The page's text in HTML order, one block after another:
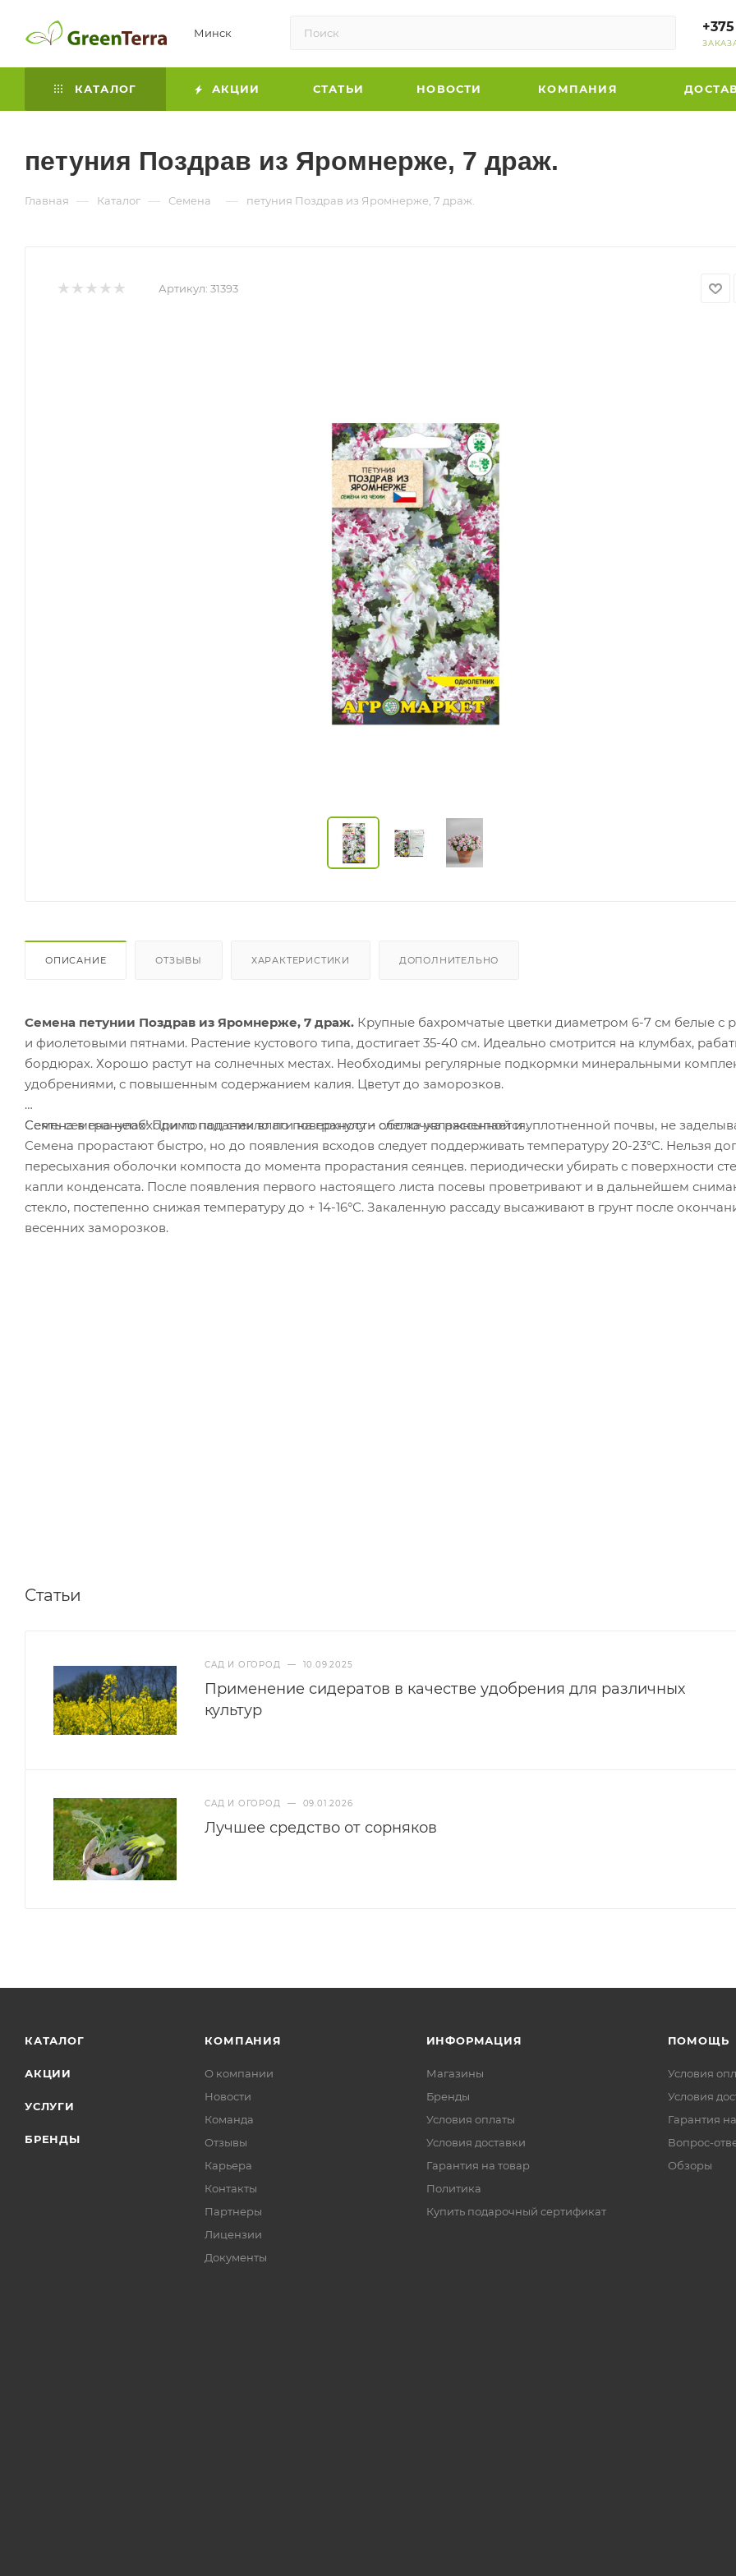
Минск
КАТАЛОГ АКЦИИ СТАТЬИ НОВОСТИ КОМПАНИЯ
петуния Поздрав из Яромнерже, 7 драж.
Главная — Каталог — Семена — петуния Поздрав из Яромнерже, 7 драж.
Артикул: 31393
ОПИСАНИЕ ОТЗЫВЫ ХАРАКТЕРИСТИКИ ДОПОЛНИТЕЛЬНО
Семена петунии Поздрав из Яромнерже, 7 драж. Крупные бахромчатые цветки диаметром 6-7 см белые с
и фиолетовыми пятнами. Растение кустового типа, достигает 35-40 см. Идеально смотрится на клумбах,
бордюрах. Хорошо растут на солнечных местах. Необходимы регулярные подкормки минеральными
удобрениями, с повышенным содержанием калия. Цветут до заморозков.
Семена в гранулах! При попадании влаги на гранулу – оболочка рассыпается.
Сеять семена необходимо под стекло по поверхности слегка увлажненной и уплотненной почвы, не
Семена прорастают быстро, но до появления всходов следует поддерживать температуру 20-23°С. Нельзя
пересыхания оболочки компоста до момента прорастания сеянцев. периодически убирать с поверхности
капли конденсата. После появления первого настоящего листа посевы проветривают и в дальнейшем
стекло, постепенно снижая температуру до + 14-16°С. Закаленную рассаду высаживают в грунт после
весенних заморозков.
Статьи
САД И ОГОРОД — 10.09.2025
Применение сидератов в качестве удобрения для различных
культур
САД И ОГОРОД — 09.01.2026
Лучшее средство от сорняков
КАТАЛОГ
АКЦИИ
УСЛУГИ
БРЕНДЫ
КОМПАНИЯ
О компании
Новости
Команда
Отзывы
Карьера
Контакты
Партнеры
Лицензии
Документы
ИНФОРМАЦИЯ
Магазины
Бренды
Условия оплаты
Условия доставки
Гарантия на товар
Политика
Купить подарочный сертификат
ПОМОЩЬ
Условия
Условия
Гарантия
Вопрос-
Обзоры